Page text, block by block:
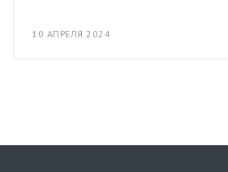
10 АПРЕЛЯ 2024